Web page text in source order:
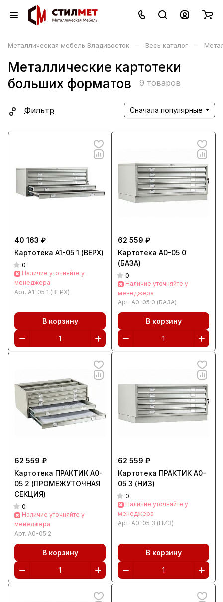
Металлическая мебель Владивосток – Весь каталог –
Металлические картотеки
больших форматов
9 товаров
Фильтр Сначала популярные
40 163 ₽
Картотека A1-05 1 (ВЕРХ)
0
Наличие уточняйте у
менеджера
Арт. A1-05 1 (ВЕРХ)
В корзину
62 559 ₽
Картотека A0-05 0
(БАЗА)
0
Наличие уточняйте у
менеджера
Арт. A0-05 0 (БАЗА)
В корзину
62 559 ₽
Картотека ПРАКТИК А0-
05 2 (ПРОМЕЖУТОЧНАЯ
СЕКЦИЯ)
0
Наличие уточняйте у
менеджера
Арт. А0-05 2
В корзину
62 559 ₽
Картотека ПРАКТИК А0-
05 3 (НИЗ)
0
Наличие уточняйте у
менеджера
Арт. А0-05 3 (НИЗ)
В корзину